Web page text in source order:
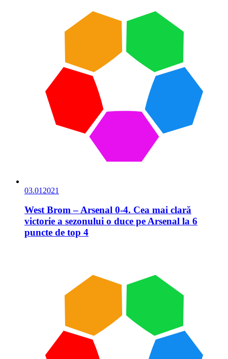
03.01 2021
West Brom – Arsenal 0-4. Cea mai clară
victorie a sezonului o duce pe Arsenal la 6
puncte de top 4